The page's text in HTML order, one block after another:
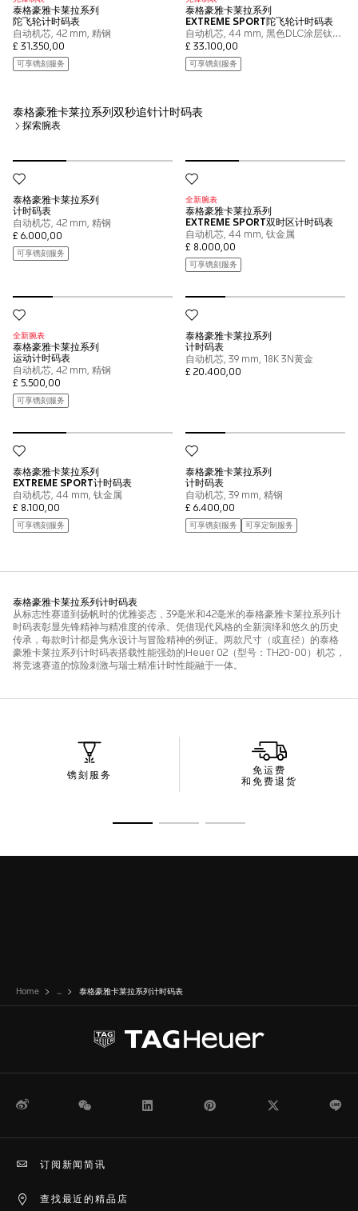
镌刻服务
免运费
和免费退货
Home ... 泰格豪雅卡莱拉系列计时码表
微博 WeChat Pinterest
查找最近的精品店
订阅新闻简讯